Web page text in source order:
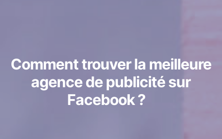
Comment trouver la meilleure
agence de publicité sur
Facebook ?